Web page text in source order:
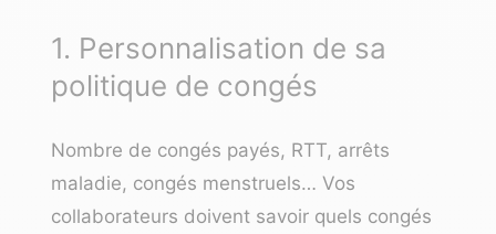
1. Personnalisation de sa
politique de congés
Nombre de congés payés, RTT, arrêts
maladie, congés menstruels… Vos
collaborateurs doivent savoir quels congés